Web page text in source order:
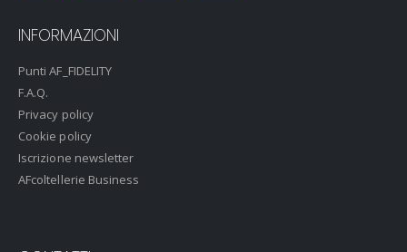
INFORMAZIONI
Punti AF_FIDELITY
F.A.Q.
Privacy policy
Cookie policy
Iscrizione newsletter
AFcoltellerie Business